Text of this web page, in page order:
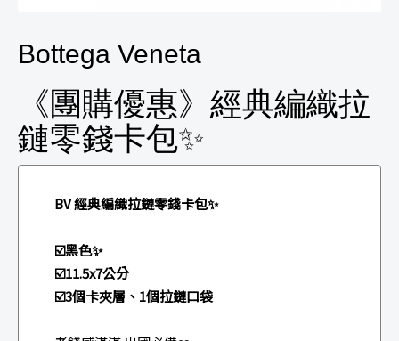
Bottega Veneta
《團購優惠》經典編織拉
鏈零錢卡包✨
BV 經典編織拉鏈零錢卡包✨
☑️黑色✨
☑️11.5x7公分
☑️3個卡夾層、1個拉鏈口袋